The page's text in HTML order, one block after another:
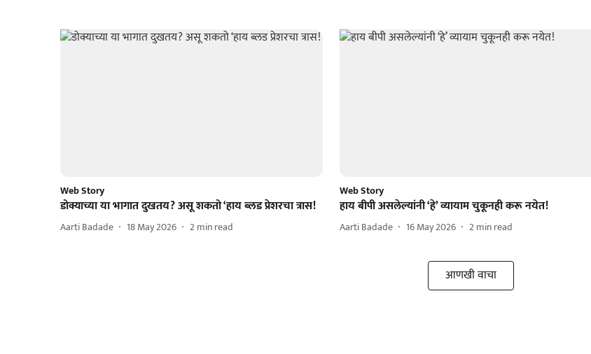
Web Story
डोक्याच्या या भागात दुखतय? असू शकतो ‘हाय ब्लड प्रेशरचा त्रास!
Aarti Badade 18 May 2026 2min read
Web Story
हाय बीपी असलेल्यांनी ‘हे’ व्यायाम चुकूनही करू नयेत!
Aarti Badade 16 May 2026 2min read
आणखी वाचा